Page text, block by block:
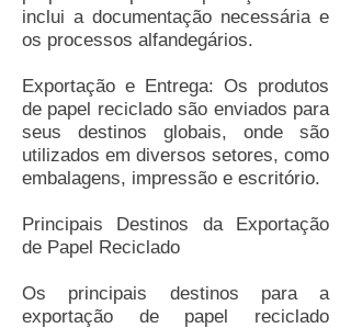
inclui a documentação necessária e
os processos alfandegários.
Exportação e Entrega: Os produtos
de papel reciclado são enviados para
seus destinos globais, onde são
utilizados em diversos setores, como
embalagens, impressão e escritório.
Principais Destinos da Exportação
de Papel Reciclado
Os principais destinos para a
exportação de papel reciclado